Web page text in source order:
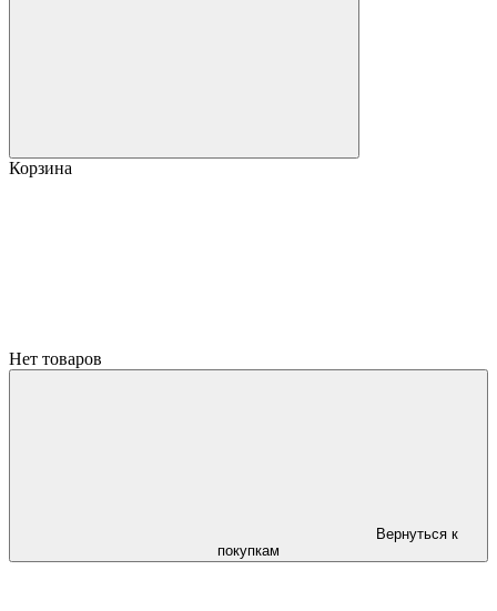
Корзина
Нет товаров
Вернуться к
покупкам